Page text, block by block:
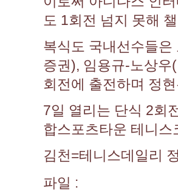
도 1회전 넘지 못해
복식도 국내선수들
증권), 임용규-노상
회전에 출전하며 정
7일 열리는 단식 2회
합스포츠타운 테니스
김천=테니스데일리
파일 :